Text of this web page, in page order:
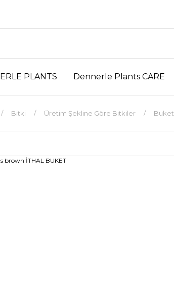
PLANTS Dennerle Plants CARE
Bitki Üretim Şekline Göre Bitkiler Buket